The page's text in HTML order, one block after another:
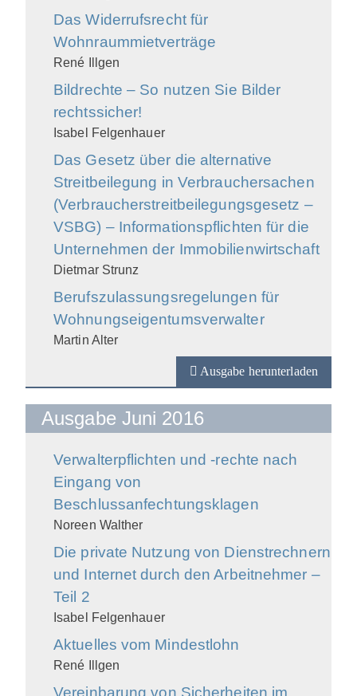
Das Widerrufsrecht für
Wohnraummietverträge
René Illgen
Bildrechte – So nutzen Sie Bilder
rechtssicher!
Isabel Felgenhauer
Das Gesetz über die alternative
Streitbeilegung in Verbrauchersachen
(Verbraucherstreitbeilegungsgesetz –
VSBG) – Informationspflichten für die
Unternehmen der Immobilienwirtschaft
Dietmar Strunz
Berufszulassungsregelungen für
Wohnungseigentumsverwalter
Martin Alter
Ausgabe herunterladen
Ausgabe Juni 2016
Verwalterpflichten und -rechte nach
Eingang von
Beschlussanfechtungsklagen
Noreen Walther
Die private Nutzung von Dienstrechnern
und Internet durch den Arbeitnehmer –
Teil 2
Isabel Felgenhauer
Aktuelles vom Mindestlohn
René Illgen